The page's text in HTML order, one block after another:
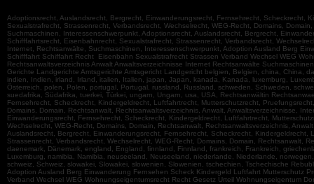
Adoptionsrecht, Auslandsrecht, Bergrecht, Einwanderungsrecht, Fernsehrecht,
Sexualstrafrecht, Strassenrecht, Verbandsrecht, Wechselrecht, WEG-Recht, Domains,
Suchmaschinen, Interessenschwerpunkt, Adoptionsrecht, Auslandsrecht, Bergrecht,
Schifffahrtsrecht, Eisenbahnrecht, Sexualstrafrecht, Strassenrecht, Verbandsrecht,
Internet, Rechtsanwälte, Suchmaschinen, Interessenschwerpunkt, Adoption Ausland Berg
Schifffahrt Schiffahrt Recht Eisenbahn Sexualstrafrecht Strassen Verband Wechsel WEG
Rechtsanwaltsverzeichnis Anwalt Anwaltsverzeichnisse Internet Rechtsanwälte
Gerichte Landgerichte Amtsgerichte Amtsgericht Landgericht belgien, Belgien, china, China,
indien, Indien, irland, Irland, italien, Italien, japan, Japan, kanada, Kanada, luxemburg,
Österreich, polen, Polen, portugal, Portugal, russland, Russland, schweden, Schweden,
suedafrika, Südafrika, tuerkei, Türkei, ungarn, Ungarn, usa, USA, Rechtsanwältin
Fernsehrecht, Scheckrecht, Kindergeldrecht, Luftfahrtrecht, Mutterschutzrecht,
Domains, Domain, Rechtsanwalt, Rechtsanwaltsverzeichnis, Anwalt, Anwaltsverzeichnisse,
Einwanderungsrecht, Fernsehrecht, Scheckrecht, Kindergeldrecht, Luftfahrtrecht,
Wechselrecht, WEG-Recht, Domains, Domain, Rechtsanwalt, Rechtsanwaltsverzeichnis,
Auslandsrecht, Bergrecht, Einwanderungsrecht, Fernsehrecht, Scheckrecht,
Strassenrecht, Verbandsrecht, Wechselrecht, WEG-Recht, Domains, Domain, Rechtsanwalt,
daenemark, Dänemark, england, England, finnland, Finnland, frankreich, Frankreich,
Luxemburg, namibia, Namibia, neuseeland, Neuseeland, niederlande, Niederlande,
schweiz, Schweiz, slowakei, Slowakei, slowenien, Slowenien, tschechien, Tschechische
Adoption Ausland Berg Einwanderung Fernsehen Scheck Kindergeld Luftfahrt
Verband Wechsel WEG Wohnungseigentumsrecht Recht Gesetz Urteil Wohnungseigentum